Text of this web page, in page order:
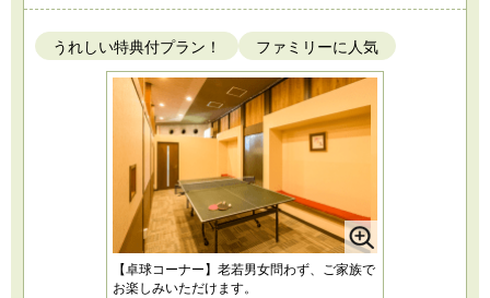
うれしい特典付プラン！ ファミリーに人気
【卓球コーナー】老若男女問わず、ご家族で
お楽しみいただけます。